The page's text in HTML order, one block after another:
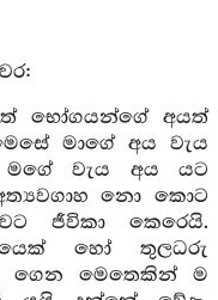
භෝගයන්ගේ අයත්
මාගේ අය වැය
වැය අය යට
නො කොට
ජීවිකා කෙරෙයි.
හෝ තුලධරු
ගෙන මෙතෙකින් ම